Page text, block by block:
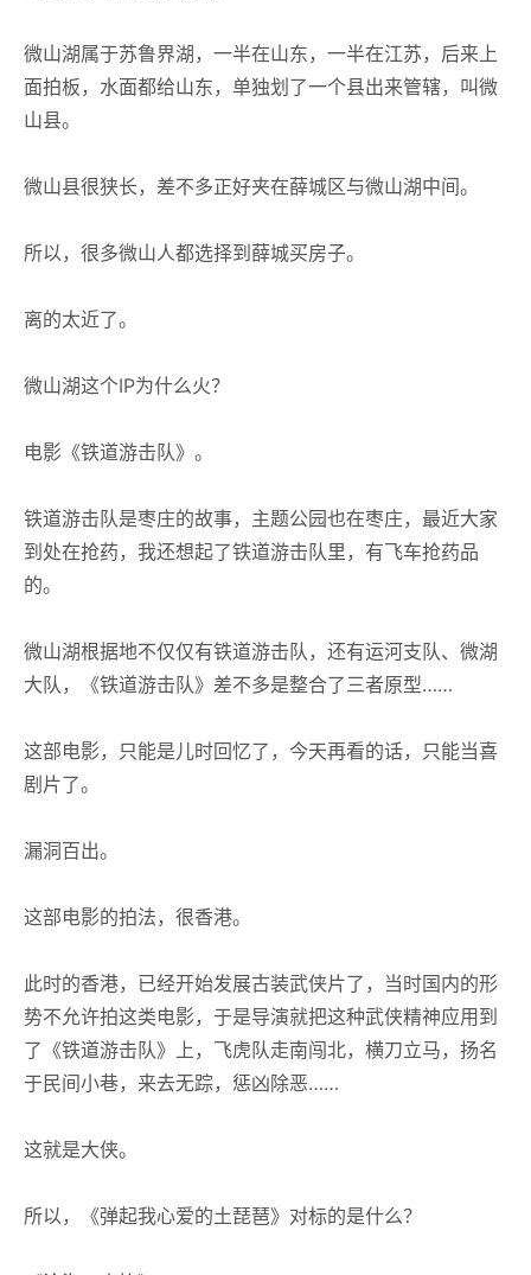
微山湖属于苏鲁界湖，一半在山东，一半在江苏，后来上
面拍板，水面都给山东，单独划了一个县出来管辖，叫微
山县。
微山县很狭长，差不多正好夹在薛城区与微山湖中间。
所以，很多微山人都选择到薛城买房子。
离的太近了。
微山湖这个IP为什么火？
电影《铁道游击队》。
铁道游击队是枣庄的故事，主题公园也在枣庄，最近大家
到处在抢药，我还想起了铁道游击队里，有飞车抢药品
的。
微山湖根据地不仅仅有铁道游击队，还有运河支队、微湖
大队，《铁道游击队》差不多是整合了三者原型……
这部电影，只能是儿时回忆了，今天再看的话，只能当喜
剧片了。
漏洞百出。
这部电影的拍法，很香港。
此时的香港，已经开始发展古装武侠片了，当时国内的形
势不允许拍这类电影，于是导演就把这种武侠精神应用到
了《铁道游击队》上，飞虎队走南闯北，横刀立马，扬名
于民间小巷，来去无踪，惩凶除恶……
这就是大侠。
所以，《弹起我心爱的土琵琶》对标的是什么？